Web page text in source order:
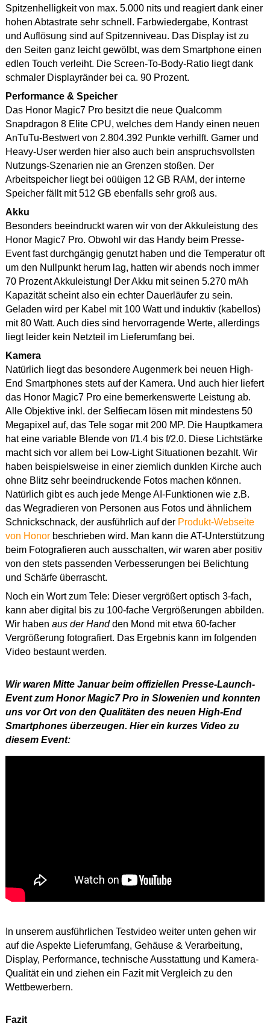
Spitzenhelligkeit von max. 5.000 nits und reagiert dank einer
hohen Abtastrate sehr schnell. Farbwiedergabe, Kontrast
und Auflösung sind auf Spitzenniveau. Das Display ist zu
den Seiten ganz leicht gewölbt, was dem Smartphone einen
edlen Touch verleiht. Die Screen-To-Body-Ratio liegt dank
schmaler Displayränder bei ca. 90 Prozent.
Performance & Speicher
Das Honor Magic7 Pro besitzt die neue Qualcomm
Snapdragon 8 Elite CPU, welches dem Handy einen neuen
AnTuTu-Bestwert von 2.804.392 Punkte verhilft. Gamer und
Heavy-User werden hier also auch bein anspruchsvollsten
Nutzungs-Szenarien nie an Grenzen stoßen. Der
Arbeitspeicher liegt bei oüüigen 12 GB RAM, der interne
Speicher fällt mit 512 GB ebenfalls sehr groß aus.
Akku
Besonders beeindruckt waren wir von der Akkuleistung des
Honor Magic7 Pro. Obwohl wir das Handy beim Presse-
Event fast durchgängig genutzt haben und die Temperatur oft
um den Nullpunkt herum lag, hatten wir abends noch immer
70 Prozent Akkuleistung! Der Akku mit seinen 5.270 mAh
Kapazität scheint also ein echter Dauerläufer zu sein.
Geladen wird per Kabel mit 100 Watt und induktiv (kabellos)
mit 80 Watt. Auch dies sind hervorragende Werte, allerdings
liegt leider kein Netzteil im Lieferumfang bei.
Kamera
Natürlich liegt das besondere Augenmerk bei neuen High-
End Smartphones stets auf der Kamera. Und auch hier liefert
das Honor Magic7 Pro eine bemerkenswerte Leistung ab.
Alle Objektive inkl. der Selfiecam lösen mit mindestens 50
Megapixel auf, das Tele sogar mit 200 MP. Die Hauptkamera
hat eine variable Blende von f/1.4 bis f/2.0. Diese Lichtstärke
macht sich vor allem bei Low-Light Situationen bezahlt. Wir
haben beispielsweise in einer ziemlich dunklen Kirche auch
ohne Blitz sehr beeindruckende Fotos machen können.
Natürlich gibt es auch jede Menge AI-Funktionen wie z.B.
das Wegradieren von Personen aus Fotos und ähnlichem
Schnickschnack, der ausführlich auf der Produkt-Webseite
von Honorbeschrieben wird. Man kann die AT-Unterstützung
beim Fotografieren auch ausschalten, wir waren aber positiv
von den stets passenden Verbesserungen bei Belichtung
und Schärfe überrascht.
Noch ein Wort zum Tele: Dieser vergrößert optisch 3-fach,
kann aber digital bis zu 100-fache Vergrößerungen abbilden.
Wir haben aus der Handden Mond mit etwa 60-facher
Vergrößerung fotografiert. Das Ergebnis kann im folgenden
Video bestaunt werden.
Wir waren Mitte Januar beim offiziellen Presse-Launch-
Event zum Honor Magic7 Pro in Slowenien und konnten
uns vor Ort von den Qualitäten des neuen High-End
Smartphones überzeugen. Hier ein kurzes Video zu
diesem Event:
In unserem ausführlichen Testvideo weiter unten gehen wir
auf die Aspekte Lieferumfang, Gehäuse & Verarbeitung,
Display, Performance, technische Ausstattung und Kamera-
Qualität ein und ziehen ein Fazit mit Vergleich zu den
Wettbewerbern.
Fazit